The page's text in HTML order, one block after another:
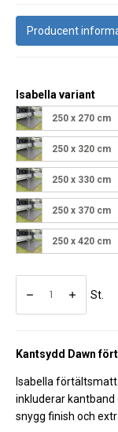
Producent
Isabella variant
250 x 270 cm
250 x 320 cm
250 x 330 cm
250 x 370 cm
250 x 420 cm
St.
Kantsydd Dawn
Isabella
inkluderar kantband
snygg finish och